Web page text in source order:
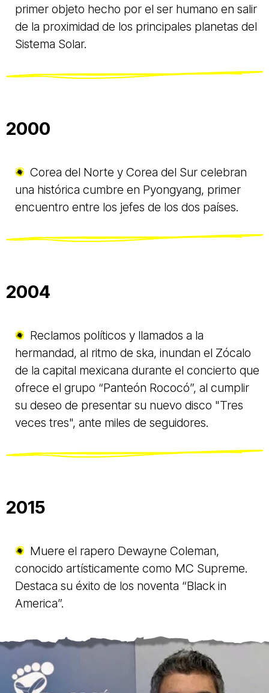
primer objeto hecho por el ser humano en salir
de la proximidad de los principales planetas del
Sistema Solar.
2000
Corea del Norte y Corea del Sur celebran
una histórica cumbre en Pyongyang, primer
encuentro entre los jefes de los dos países.
2004
Reclamos políticos y llamados a la
hermandad, al ritmo de ska, inundan el Zócalo
de la capital mexicana durante el concierto que
ofrece el grupo “Panteón Rococó”, al cumplir
su deseo de presentar su nuevo disco "Tres
veces tres", ante miles de seguidores.
2015
Muere el rapero Dewayne Coleman,
conocido artísticamente como MC Supreme.
Destaca su éxito de los noventa “Black in
America”.